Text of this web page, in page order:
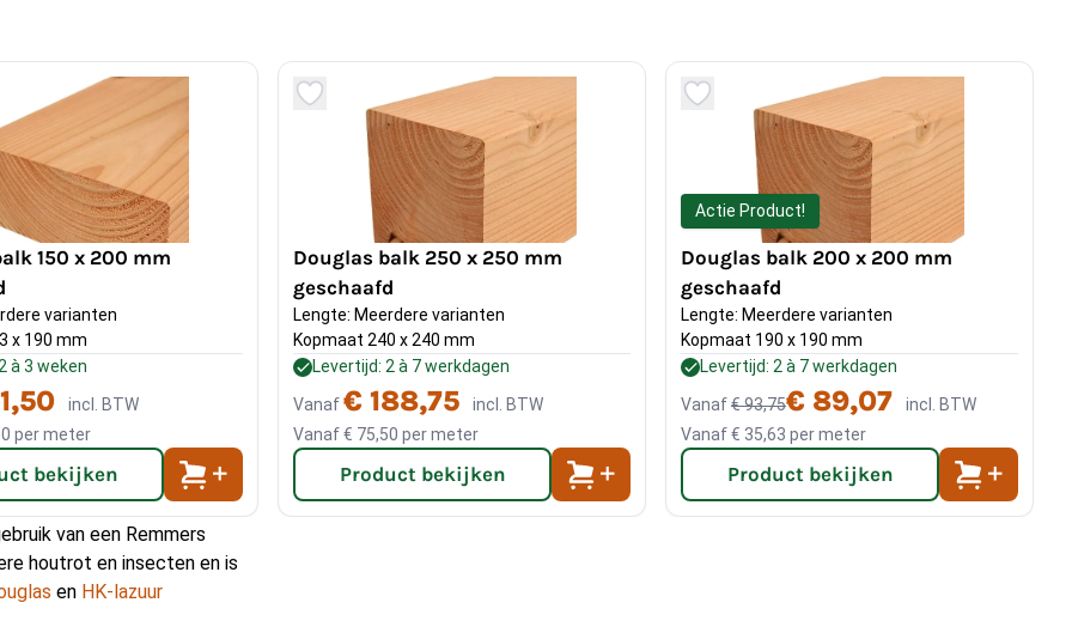
behandeld
geschikt is voor
de levensduur
van 6 m. Welke afmeting
manier uit: de
is de uitkomst
6000 mm : 20 = 300
uEPDMplakt.
van een Remmers
houtrot en insecten en is
en HK-lazuur
150 x 200 mm
varianten
x 190 mm
à 3 weken
incl. BTW
per meter
bekijken
Douglas balk 250 x 250 mm
geschaafd
Lengte: Meerdere varianten
Kopmaat 240 x 240 mm
Levertijd: 2 à 7 werkdagen
Vanaf€ 188,75
incl. BTW
Vanaf€ 75,50 per meter
Product bekijken
Actie Product!
Douglas balk 200 x 200 mm
geschaafd
Lengte: Meerdere varianten
Kopmaat 190 x 190 mm
Levertijd: 2 à 7 werkdagen
Vanaf€ 93,75€ 89,07
incl. BTW
Vanaf€ 35,63 per meter
Product bekijken